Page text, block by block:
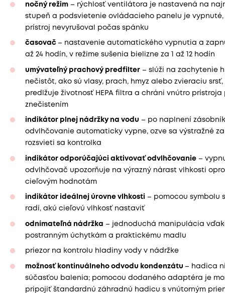
nočný režim – rýchlosť ventilátora je nastavená na
stupeň a podsvietenie ovládacieho panelu je vypnuté,
prístroj nevyrušoval počas spánku
časovač – nastavenie automatického vypnutia a
až 24 hodín, v režime sušenia bielizne za 1 až 12 hodín
umývateľný prachový predfilter – slúži na zachytenie
nečistôt, ako sú vlasy, prach, hmyz alebo zvieraciu srsť,
predlžuje životnosť HEPA filtra a chráni vnútro prístroja
znečistením
indikátor plnej nádržky na vodu – po naplnení
odvlhčovanie automaticky vypne, ozve sa výstražné
rozsvieti sa kontrolka
indikátor odporúčajúci aktivovať odvlhčovanie –
odvlhčovač upozorňuje na výrazný nárast vlhkosti
cieľovým hodnotám
indikátor ideálnej úrovne vlhkosti – pomocou symbolu
radí, akú cieľovú vlhkosť nastaviť
odnímateľná nádržka – jednoduchá manipulácia
postranným úchytkám a praktickému madlu
priezor na kontrolu hladiny vody v nádržke
možnosť kontinuálneho odvodu kondenzátu – hadica
súčasťou balenia; pomocou dodaného adaptéra je
pripojiť štandardnú záhradnú hadicu s vnútorným